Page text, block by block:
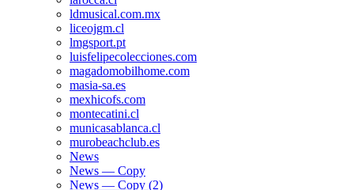
ldmusical.com.mx
liceojgm.cl
lmgsport.pt
luisfelipecolecciones.com
magadomobilhome.com
masia-sa.es
mexhicofs.com
montecatini.cl
municasablanca.cl
murobeachclub.es
News
News — Copy
News — Copy (2)